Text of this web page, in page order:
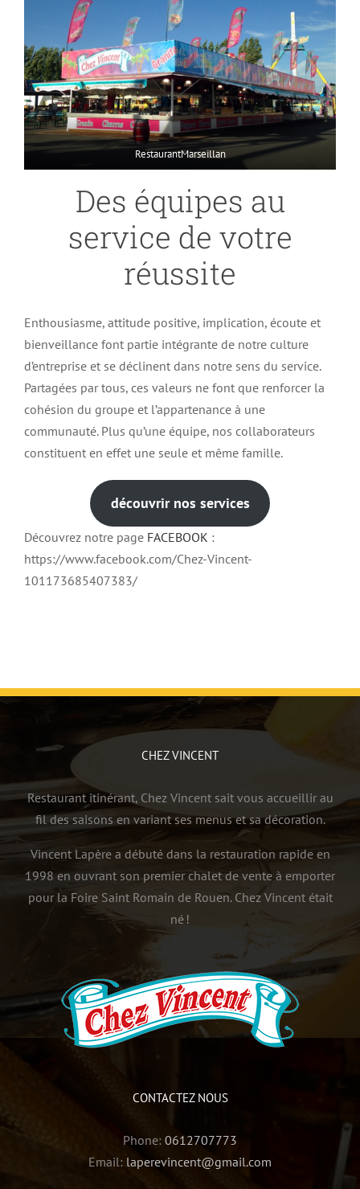
RestaurantMarseillan
Des équipes au
service de votre
réussite
Enthousiasme, attitude positive, implication, écoute et
bienveillance font partie intégrante de notre culture
d’entreprise et se déclinent dans notre sens du service.
Partagées par tous, ces valeurs ne font que renforcer la
cohésion du groupe et l’appartenance à une
communauté. Plus qu’une équipe, nos collaborateurs
constituent en effet une seule et même famille.
découvrir nos services
Découvrez notre page FACEBOOK :
https://www.facebook.com/Chez-Vincent-
101173685407383/
CHEZ VINCENT
Restaurant itinérant, Chez Vincent sait vous accueillir au
fil des saisons en variant ses menus et sa décoration.
Vincent Lapère a débuté dans la restauration rapide en
1998 en ouvrant son premier chalet de vente à emporter
pour la Foire Saint Romain de Rouen. Chez Vincent était
né !
CONTACTEZ NOUS
Phone: 0612707773
Email: laperevincent@gmail.com